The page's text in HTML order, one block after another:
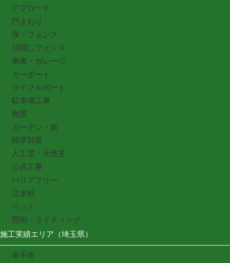
アプローチ
門まわり
塀・フェンス
目隠しフェンス
車庫・ガレージ
カーポート
サイクルポート
駐車場工事
物置
ガーデン・庭
雑草対策
人工芝・天然芝
公共工事
バリアフリー
立水栓
ペット
照明・ライティング
施工実績エリア（埼玉県）
幸手市